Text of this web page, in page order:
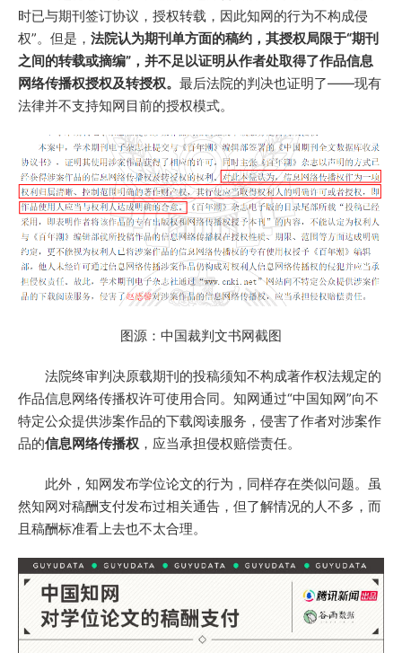
时已与期刊签订协议，授权转载，因此知网的行为不构成侵
权”。但是， 法院认为期刊单方面的稿约，其授权局限于“期刊
之间的转载或摘编”，并不足以证明从作者处取得了作品信息
网络传播权授权及转授权。 最后法院的判决也证明了——现有
法律并不支持知网目前的授权模式。
图源：中国裁判文书网截图
法院终审判决原载期刊的投稿须知不构成著作权法规定的
作品信息网络传播权许可使用合同。知网通过“中国知网”向不
特定公众提供涉案作品的下载阅读服务，侵害了作者对涉案作
品的信息网络传播权 ，应当承担侵权赔偿责任。
此外，知网发布学位论文的行为，同样存在类似问题。虽
然知网对稿酬支付发布过相关通告，但了解情况的人不多，而
且稿酬标准看上去也不太合理。